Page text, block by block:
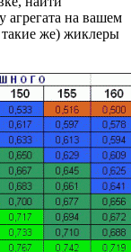
агрегата на вашем
такие же) жиклеры